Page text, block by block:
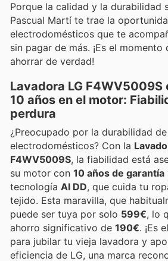
Porque la calidad y la durabilidad
Pascual Martí te trae la
electrodomésticos que te
sin pagar de más. ¡Es el
ahorrar de verdad!
Lavadora LG
10 años en el motor:
perdura
¿Preocupado por la durabilidad
electrodomésticos? Con la
F4WV5009S, la fiabilidad está
su motor con 10 años de garantía
tecnología AI DD, que cuida tu
tejido. Esta maravilla, que
puede ser tuya por solo 599€, lo
ahorro significativo de 190€. ¡Es
para jubilar tu vieja lavadora y
eficiencia de LG, una marca